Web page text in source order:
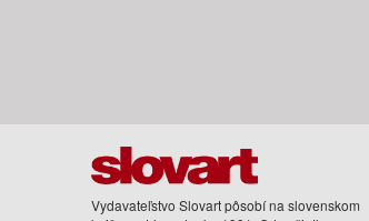
Vydavateľstvo Slovart pôsobí na slovenskom